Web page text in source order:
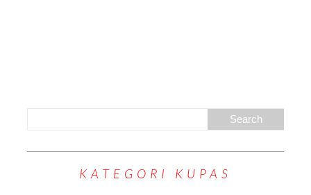
KATEGORI KUPAS